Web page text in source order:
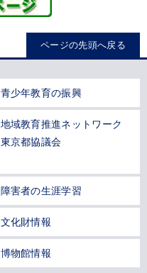
ページの先頭へ戻る
青少年教育の振興
地域教育推進ネットワーク
東京都協議会
障害者の生涯学習
文化財情報
博物館情報